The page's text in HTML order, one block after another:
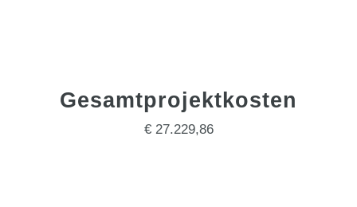
Gesamtprojektkosten
€ 27.229,86